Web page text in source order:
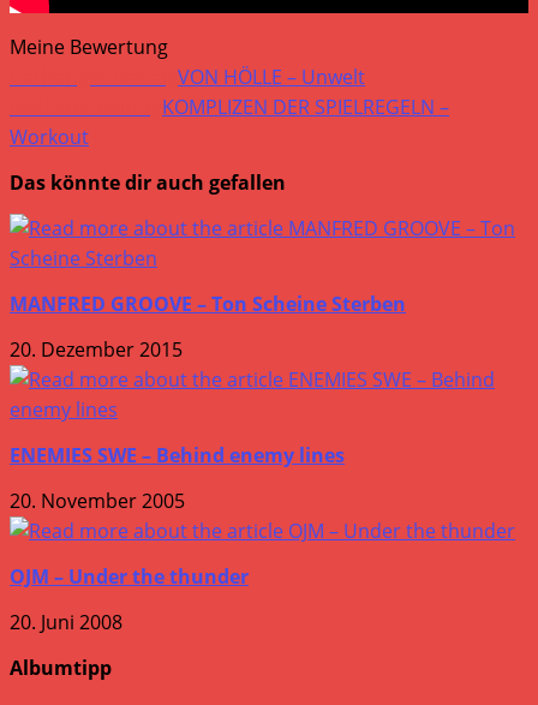
Meine Bewertung
Weitere
Artikel
ansehen
VON HÖLLE – Unwelt
KOMPLIZEN DER SPIELREGELN –
Workout
Das könnte dir auch gefallen
MANFRED GROOVE – Ton Scheine Sterben
20. Dezember 2015
ENEMIES SWE – Behind enemy lines
20. November 2005
OJM – Under the thunder
20. Juni 2008
Albumtipp